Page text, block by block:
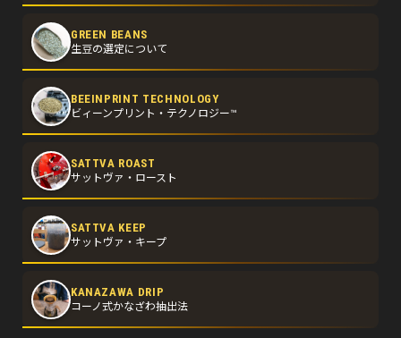
GREEN BEANS
生豆の選定について
BEEINPRINT TECHNOLOGY
ビィーンプリント・テクノロジー™
SATTVA ROAST
サットヴァ・ロースト
SATTVA KEEP
サットヴァ・キープ
KANAZAWA DRIP
コーノ式かなざわ抽出法